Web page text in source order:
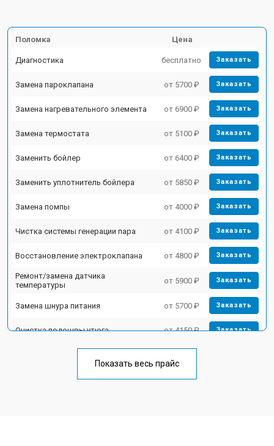
Поломка Цена
Диагностика бесплатно Заказать
Замена пароклапана от 5700 ₽ Заказать
Замена нагревательного элемента от 6900 ₽ Заказать
Замена термостата от 5100 ₽ Заказать
Заменить бойлер от 6400 ₽ Заказать
Заменить уплотнитель бойлера от 5850 ₽ Заказать
Замена помпы от 4000 ₽ Заказать
Чистка системы генерации пара от 4100 ₽ Заказать
Восстановление электроклапана от 4800 ₽ Заказать
Ремонт/замена датчика
температуры
от 5900 ₽ Заказать
Замена шнура питания от 5700 ₽ Заказать
Очистка подошвы утюга от 4150 ₽ Заказать
Корпусный ремонт (замена резинок,
Профилактическая чистка от 4700 ₽
Показать весь прайс